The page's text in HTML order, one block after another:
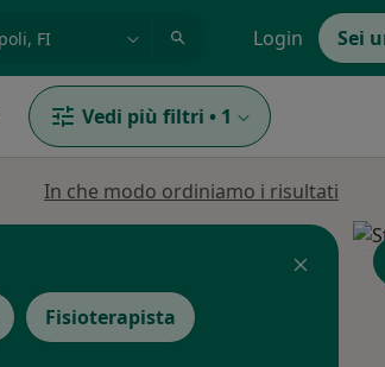
Login Sei
Vedi più filtri • 1
In che modo ordiniamo i risultati
Fisioterapista